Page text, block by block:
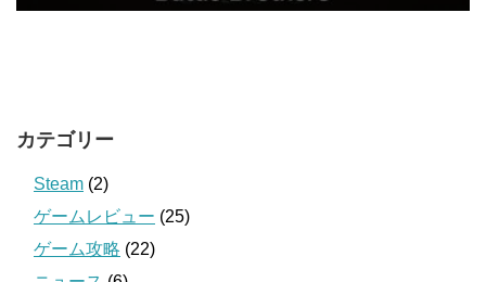
カテゴリー
Steam (2)
ゲームレビュー (25)
ゲーム攻略 (22)